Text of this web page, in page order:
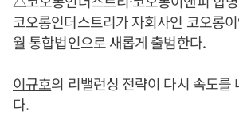
코오롱인더스트리가 자회사인 코오롱
월 통합법인으로 새롭게 출범한다.
이규호의 리밸런싱 전략이 다시 속도를
다.